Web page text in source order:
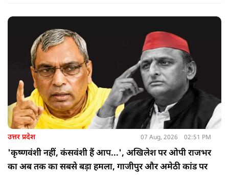
उत्तर प्रदेश 07 Aug, 2026 02:51 PM
'कृष्णवंशी नहीं, कंसवंशी हैं आप...', अखिलेश पर ओपी राजभर
का अब तक का सबसे बड़ा हमला, गाजीपुर और अमेठी कांड पर